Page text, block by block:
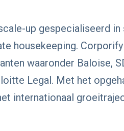
up gespecialiseerd
housekeeping.
waaronder Baloise,
Legal. Met het
internationaal